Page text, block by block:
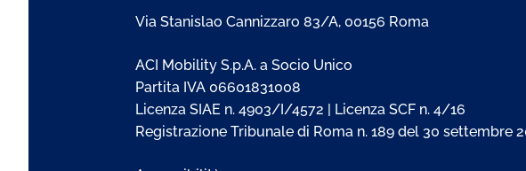
Via Stanislao Cannizzaro 83/A, 00156 Roma
ACI Mobility S.p.A. a Socio Unico
Partita IVA 06601831008
Licenza SIAE n. 4903/I/4572 | Licenza SCF n. 4/16
Registrazione Tribunale di Roma n. 189 del 30 settembre